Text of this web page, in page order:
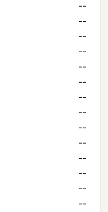
--
--
--
--
--
--
--
--
--
--
--
--
--
--